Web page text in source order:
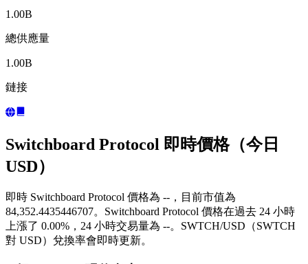
1.00B
總供應量
1.00B
鏈接
Switchboard Protocol 即時價格（今日
USD）
即時 Switchboard Protocol 價格為 --，目前市值為
84,352.4435446707。Switchboard Protocol 價格在過去 24 小時
上漲了 0.00%，24 小時交易量為 --。SWTCH/USD（SWTCH
對 USD）兌換率會即時更新。